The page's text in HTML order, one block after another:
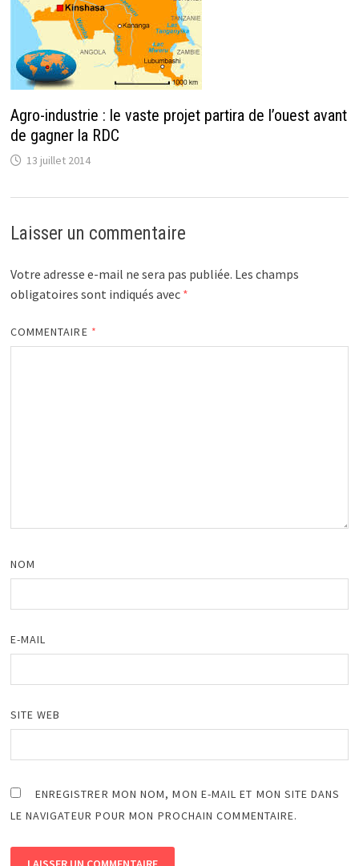
Agro-industrie : le vaste projet partira de l’ouest avant
de gagner la RDC
13 juillet 2014
Laisser un commentaire
Votre adresse e-mail ne sera pas publiée. Les champs
obligatoires sont indiqués avec *
COMMENTAIRE *
NOM
E-MAIL
SITE WEB
ENREGISTRER MON NOM, MON E-MAIL ET MON SITE DANS
LE NAVIGATEUR POUR MON PROCHAIN COMMENTAIRE.